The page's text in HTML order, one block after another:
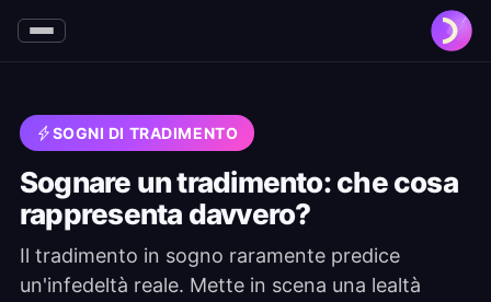
SOGNI DI TRADIMENTO
Sognare un tradimento: che cosa
rappresenta davvero?
Il tradimento in sogno raramente predice
un'infedeltà reale. Mette in scena una lealtà